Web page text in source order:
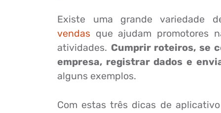
Existe uma grande variedade
vendas que ajudam promotores
atividades. Cumprir roteiros, se
empresa, registrar dados e
alguns exemplos.
Com estas três dicas de